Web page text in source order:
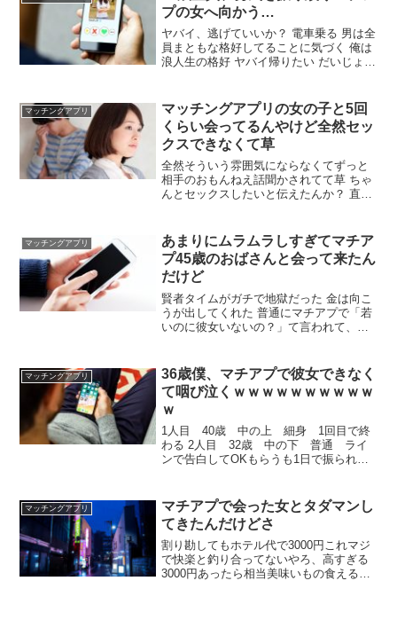
か？😭他のプラス要素が霞むほど😭
プの女へ向かう…
ヤバイ、逃げていいか？ 電車乗る 男は全
員まともな格好してることに気づく 俺は
浪人生の格好 ヤバイ帰りたい だいじょぶ
逆の方が良かったかもな 普段着にジャケ
ットを羽織る方がそれっぽくなる
マッチングアプリ
マッチングアプリの女の子と5回
くらい会ってるんやけど全然セッ
クスできなくて草
全然そういう雰囲気にならなくてずっと
相手のおもんねえ話聞かされてて草 ちゃ
んとセックスしたいと伝えたんか？ 直接
が悪い 実際自分の話聞いて欲しい時だけ
呼ぶ男っておるらしいな セックスするの
もトークの流れってもんがあるんやで
マッチングアプリ
あまりにムラムラしすぎてマチア
プ45歳のおばさんと会って来たん
だけど
賢者タイムがガチで地獄だった 金は向こ
うが出してくれた 普通にマチアプで「若
いのに彼女いないの？」て言われて、そ
も向こうが負担してくれたからそこはよ
しか… 君は何歳なん？ 27
マッチングアプリ
36歳僕、マチアプで彼女できなく
て咽び泣くｗｗｗｗｗｗｗｗｗｗ
ｗ
1人目 40歳 中の上 細身 1回目で終
わる 2人目 32歳 中の下 普通 ライ
ンで告白してOKもらうも1日で振られ
ーよ エッチ後ブロックとかいう良心の塊
みたいな行為 えっちできたならいいじゃ
ん
マッチングアプリ
マチアプで会った女とタダマンし
てきたんだけどさ
割り勘してもホテル代で3000円これマジ
で快楽と釣り合ってないやろ、高すぎる
3000円あったら相当美味いもの食えるん